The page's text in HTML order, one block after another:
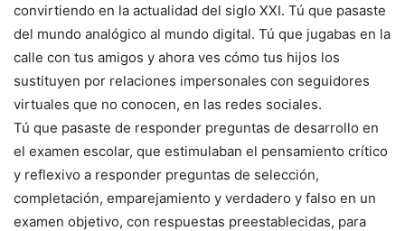
convirtiendo en la actualidad del siglo XXI. Tú que pasaste
del mundo analógico al mundo digital. Tú que jugabas en la
calle con tus amigos y ahora ves cómo tus hijos los
sustituyen por relaciones impersonales con seguidores
virtuales que no conocen, en las redes sociales.
Tú que pasaste de responder preguntas de desarrollo en
el examen escolar, que estimulaban el pensamiento crítico
y reflexivo a responder preguntas de selección,
completación, emparejamiento y verdadero y falso en un
examen objetivo, con respuestas preestablecidas, para